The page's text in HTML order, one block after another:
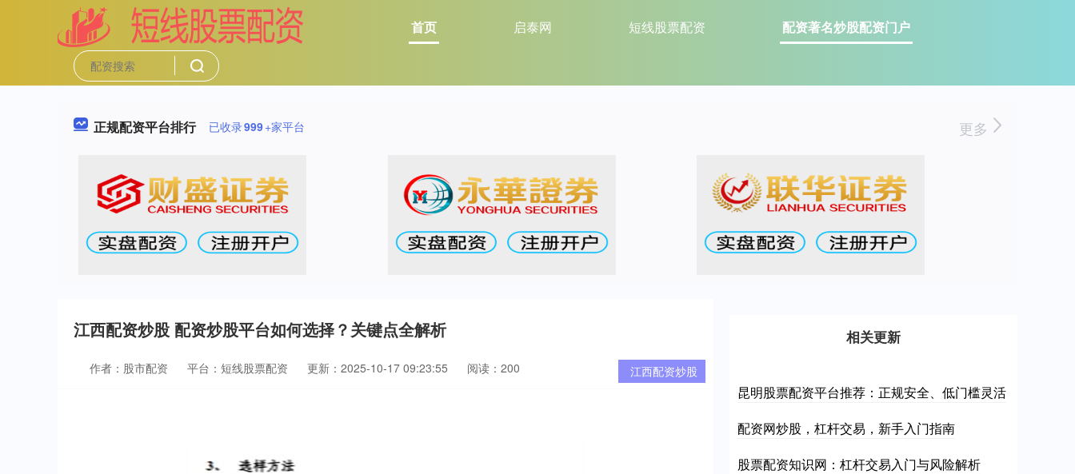
首页 启泰网 短线股票配资 配资著名炒股配资门户
正规配资平台排行 已收录999+家平台 更多
江西配资炒股 配资炒股平台如何选择？关键点全解析
江西配资炒股
作者：股市配资 平台：短线股票配资 更新：2025-10-17 09:23:55 阅读：200
相关更新
昆明股票配资平台推荐：正规安全、低门槛灵活
配资网炒股，杠杆交易，新手入门指南
股票配资知识网：杠杆交易入门与风险解析